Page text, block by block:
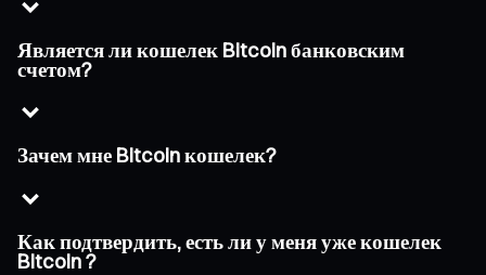
Является ли кошелек Bitcoin банковским
счетом?
Зачем мне Bitcoin кошелек?
Как подтвердить, есть ли у меня уже кошелек
Bitcoin ?